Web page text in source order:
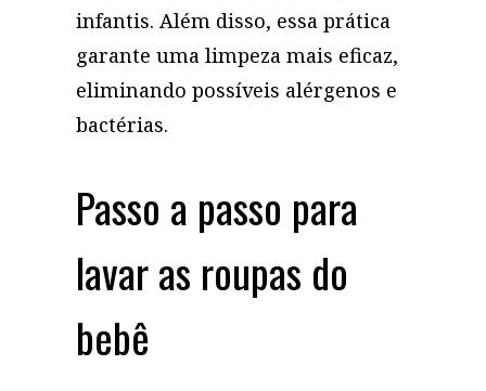
infantis. Além disso, essa prática
garante uma limpeza mais eficaz,
eliminando possíveis alérgenos e
bactérias.
Passo a passo para
lavar as roupas do
bebê